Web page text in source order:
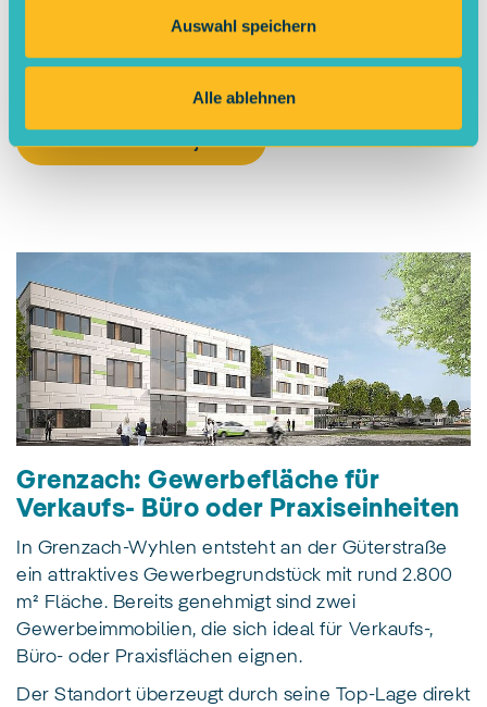
Auswahl speichern
Alle ablehnen
Voraussetzungen für eine erfolgreiche Nutzung.
Interessiert an dieser Fläche?
Dann freuen wir uns auf dieKontaktaufnahme
Mehr zum Projekt
Grenzach: Gewerbefläche für
Verkaufs- Büro oder Praxiseinheiten
In Grenzach-Wyhlen entsteht an der Güterstraße
ein attraktives Gewerbegrundstück mit rund 2.800
m² Fläche. Bereits genehmigt sind zwei
Gewerbeimmobilien, die sich ideal für Verkaufs-,
Büro- oder Praxisflächen eignen.
Der Standort überzeugt durch seine Top-Lage direkt